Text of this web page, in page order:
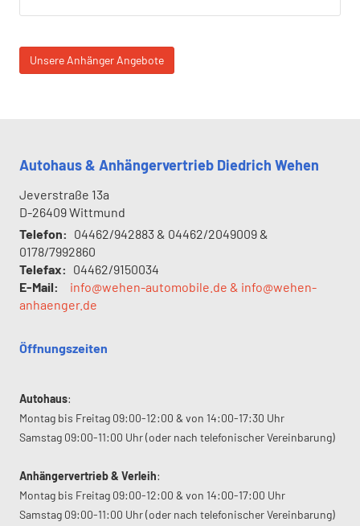
Unsere Anhänger Angebote
Autohaus & Anhängervertrieb Diedrich Wehen
Jeverstraße 13a
D-26409Wittmund
Telefon: 04462/942883 & 04462/2049009 &
0178/7992860
Telefax: 04462/9150034
E-Mail:
info@wehen-automobile.de & info@wehen-
anhaenger.de
Öffnungszeiten
Autohaus:
Montag bis Freitag 09:00-12:00 & von 14:00-17:30 Uhr
Samstag 09:00-11:00 Uhr (oder nach telefonischer Vereinbarung)
Anhängervertrieb & Verleih:
Montag bis Freitag 09:00-12:00 & von 14:00-17:00 Uhr
Samstag 09:00-11:00 Uhr (oder nach telefonischer Vereinbarung)